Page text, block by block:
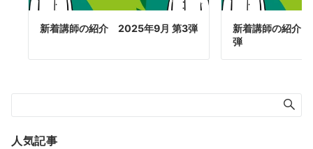
新着講師の紹介 2025年9月 第3弾
新着講師の紹介
弾
人気記事